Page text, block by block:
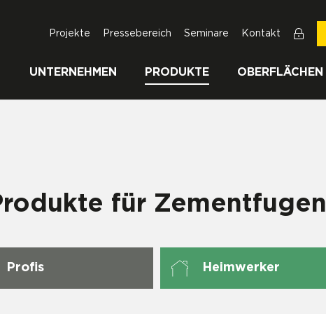
UNTERNEHMEN PRODUKTE OBERFLÄCHEN
Projekte Pressebereich Seminare Kontakt
für Zementfugen
Profis Heimwerker